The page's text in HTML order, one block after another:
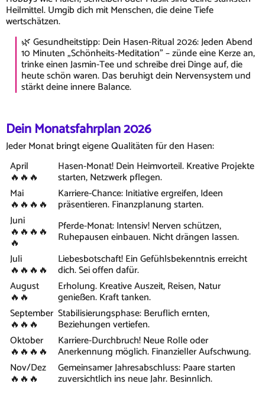
Heilmittel. Umgib dich mit Menschen, die deine Tiefe
wertschätzen.
🌿 Gesundheitstipp: Dein Hasen-Ritual 2026: Jeden Abend
10 Minuten „Schönheits-Meditation" – zünde eine Kerze an,
trinke einen Jasmin-Tee und schreibe drei Dinge auf, die
heute schön waren. Das beruhigt dein Nervensystem und
stärkt deine innere Balance.
Dein Monatsfahrplan 2026
Jeder Monat bringt eigene Qualitäten für den Hasen:
April
🔥🔥🔥
Hasen-Monat! Dein Heimvorteil. Kreative Projekte
starten, Netzwerk pflegen.
Mai
🔥🔥🔥🔥
Karriere-Chance: Initiative ergreifen, Ideen
präsentieren. Finanzplanung starten.
Juni
🔥🔥🔥🔥
🔥
Pferde-Monat: Intensiv! Nerven schützen,
Ruhepausen einbauen. Nicht drängen lassen.
Juli
🔥🔥🔥🔥
Liebesbotschaft! Ein Gefühlsbekenntnis erreicht
dich. Sei offen dafür.
August
🔥🔥
Erholung. Kreative Auszeit, Reisen, Natur
genießen. Kraft tanken.
September
🔥🔥🔥
Stabilisierungsphase: Beruflich ernten,
Beziehungen vertiefen.
Oktober
🔥🔥🔥🔥
Karriere-Durchbruch! Neue Rolle oder
Anerkennung möglich. Finanzieller Aufschwung.
Nov/Dez
🔥🔥🔥
Gemeinsamer Jahresabschluss: Paare starten
zuversichtlich ins neue Jahr. Besinnlich.